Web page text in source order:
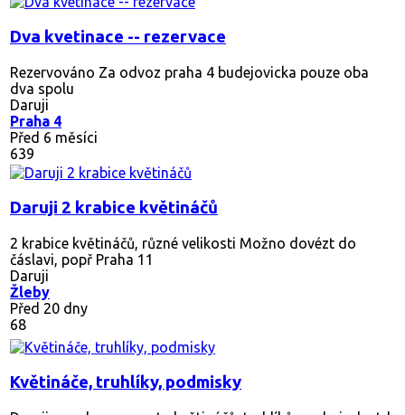
Dva kvetinace -- rezervace
Rezervováno Za odvoz praha 4 budejovicka pouze oba
dva spolu
Daruji
Praha 4
Před 6 měsíci
639
Daruji 2 krabice květináčů
2 krabice květináčů, různé velikosti Možno dovézt do
čáslavi, popř Praha 11
Daruji
Žleby
Před 20 dny
68
Květináče, truhlíky, podmisky